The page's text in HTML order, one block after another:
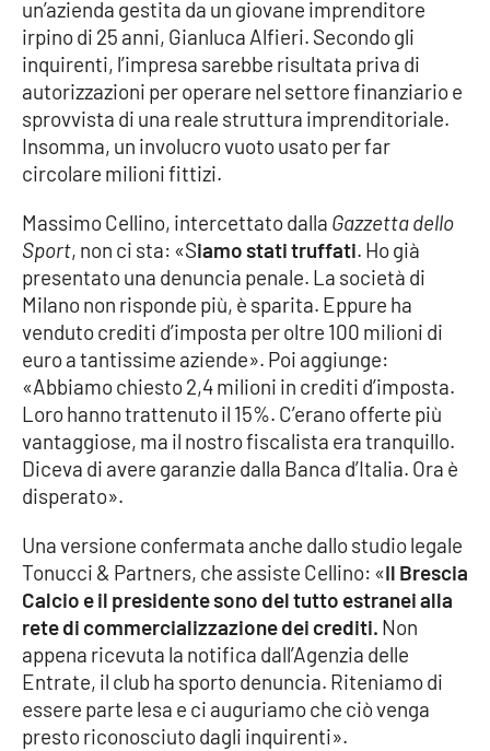
EDIZIONI
LOCALI
Catanzaro
Crotone
Vibo Valentia
Reggio Calabria
Cosenza
Lamezia Terme
PROGETTI
SPECIALI
Buona Sanità Calabria
LA
CALABRIAVISIONE
Destinazioni
Eventi
un’azienda gestita da un giovane imprenditore
irpino di 25 anni, Gianluca Alfieri. Secondo gli
inquirenti, l’impresa sarebbe risultata priva di
autorizzazioni per operare nel settore finanziario e
sprovvista di una reale struttura imprenditoriale.
Insomma, un involucro vuoto usato per far
circolare milioni fittizi.
Massimo Cellino, intercettato dalla Gazzetta dello
Sport, non ci sta: «Siamo stati truffati. Ho già
presentato una denuncia penale. La società di
Milano non risponde più, è sparita. Eppure ha
venduto crediti d’imposta per oltre 100 milioni di
euro a tantissime aziende». Poi aggiunge:
«Abbiamo chiesto 2,4 milioni in crediti d’imposta.
Loro hanno trattenuto il 15%. C’erano offerte più
vantaggiose, ma il nostro fiscalista era tranquillo.
Diceva di avere garanzie dalla Banca d’Italia. Ora è
disperato».
Una versione confermata anche dallo studio legale
Tonucci & Partners, che assiste Cellino: «Il Brescia
Calcio e il presidente sono del tutto estranei alla
rete di commercializzazione dei crediti. Non
appena ricevuta la notifica dall’Agenzia delle
Entrate, il club ha sporto denuncia. Riteniamo di
essere parte lesa e ci auguriamo che ciò venga
presto riconosciuto dagli inquirenti».